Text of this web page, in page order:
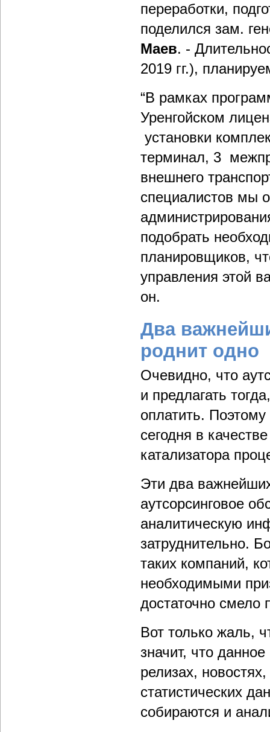
переработки,
поделился зам.
Маев. -
2019 гг.),
“В рамках
Уренгойском
установки
терминал, 3
внешнего
специалистов мы
подобрать
планировщиков,
управления этой
он.
Два
роднит одно
Очевидно, что
и предлагать
оплатить.
сегодня в
катализатора
Эти два
аутсорсинговое
аналитическую
затруднительно.
таких компаний,
необходимыми
достаточно смело
Вот только жаль,
значит, что
релизах,
статистических
собираются и